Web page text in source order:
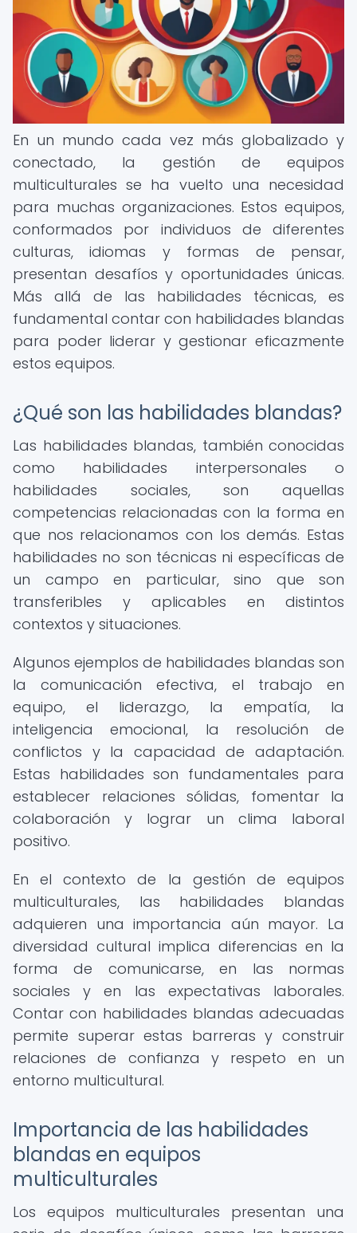
En un mundo cada vez más globalizado y
conectado, la gestión de equipos
multiculturales se ha vuelto una necesidad
para muchas organizaciones. Estos equipos,
conformados por individuos de diferentes
culturas, idiomas y formas de pensar,
presentan desafíos y oportunidades únicas.
Más allá de las habilidades técnicas, es
fundamental contar con habilidades blandas
para poder liderar y gestionar eficazmente
estos equipos.
¿Qué son las habilidades blandas?
Las habilidades blandas, también conocidas
como habilidades interpersonales o
habilidades sociales, son aquellas
competencias relacionadas con la forma en
que nos relacionamos con los demás. Estas
habilidades no son técnicas ni específicas de
un campo en particular, sino que son
transferibles y aplicables en distintos
contextos y situaciones.
Algunos ejemplos de habilidades blandas son
la comunicación efectiva, el trabajo en
equipo, el liderazgo, la empatía, la
inteligencia emocional, la resolución de
conflictos y la capacidad de adaptación.
Estas habilidades son fundamentales para
establecer relaciones sólidas, fomentar la
colaboración y lograr un clima laboral
positivo.
En el contexto de la gestión de equipos
multiculturales, las habilidades blandas
adquieren una importancia aún mayor. La
diversidad cultural implica diferencias en la
forma de comunicarse, en las normas
sociales y en las expectativas laborales.
Contar con habilidades blandas adecuadas
permite superar estas barreras y construir
relaciones de confianza y respeto en un
entorno multicultural.
Importancia de las habilidades
blandas en equipos
multiculturales
Los equipos multiculturales presentan una